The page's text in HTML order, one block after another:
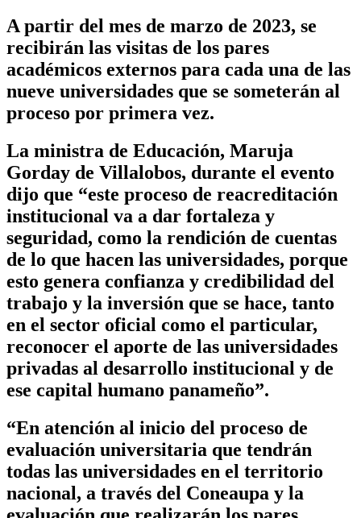
A partir del mes de marzo de 2023, se
recibirán las visitas de los pares
académicos externos para cada una de las
nueve universidades que se someterán al
proceso por primera vez.
La ministra de Educación, Maruja
Gorday de Villalobos, durante el evento
dijo que “este proceso de reacreditación
institucional va a dar fortaleza y
seguridad, como la rendición de cuentas
de lo que hacen las universidades, porque
esto genera confianza y credibilidad del
trabajo y la inversión que se hace, tanto
en el sector oficial como el particular,
reconocer el aporte de las universidades
privadas al desarrollo institucional y de
ese capital humano panameño”.
“En atención al inicio del proceso de
evaluación universitaria que tendrán
todas las universidades en el territorio
nacional, a través del Coneaupa y la